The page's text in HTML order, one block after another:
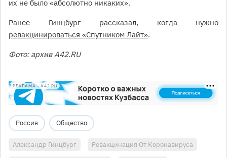
их не было «абсолютно никаких».
Ранее Гинцбург рассказал, когда нужно
ревакцинироваться «Спутником Лайт».
Фото: архив А42.RU
РЕКЛАМА • A42.RU
Россия Общество
Александр Гинцбург Ревакцинация От Коронавируса